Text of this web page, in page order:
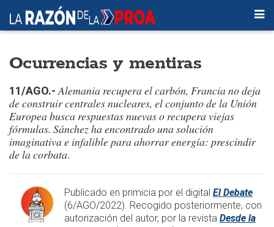
Ocurrencias y mentiras
11/AGO.- Alemania recupera el carbón, Francia no deja
de construir centrales nucleares, el conjunto de la Unión
Europea busca respuestas nuevas o recupera viejas
fórmulas. Sánchez ha encontrado una solución
imaginativa e infalible para ahorrar energía: prescindir
de la corbata.
​Publicado en primicia por el digital El Debate
(6/AGO/2022). Recogido posteriormente, con
autorización del autor, por la revista Desde la